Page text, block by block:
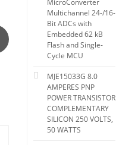
MicroConverter
Multichannel 24-/16-
Bit ADCs with
Embedded 62 kB
Flash and Single-
Cycle MCU
MJE15033G 8.0
AMPERES PNP
POWER TRANSISTOR
COMPLEMENTARY
SILICON 250 VOLTS,
50 WATTS